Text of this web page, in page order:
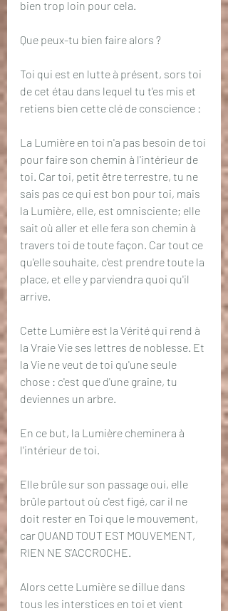
bien trop loin pour cela.
Que peux-tu bien faire alors ?
Toi qui est en lutte à présent, sors toi
de cet étau dans lequel tu t'es mis et
retiens bien cette clé de conscience :
La Lumière en toi n'a pas besoin de toi
pour faire son chemin à l'intérieur de
toi. Car toi, petit être terrestre, tu ne
sais pas ce qui est bon pour toi, mais
la Lumière, elle, est omnisciente; elle
sait où aller et elle fera son chemin à
travers toi de toute façon. Car tout ce
qu'elle souhaite, c'est prendre toute la
place, et elle y parviendra quoi qu'il
arrive.
Cette Lumière est la Vérité qui rend à
la Vraie Vie ses lettres de noblesse. Et
la Vie ne veut de toi qu'une seule
chose : c'est que d'une graine, tu
deviennes un arbre.
En ce but, la Lumière cheminera à
l'intérieur de toi.
Elle brûle sur son passage oui, elle
brûle partout où c'est figé, car il ne
doit rester en Toi que le mouvement,
car QUAND TOUT EST MOUVEMENT,
RIEN NE S'ACCROCHE.
Alors cette Lumière se dillue dans
tous les interstices en toi et vient